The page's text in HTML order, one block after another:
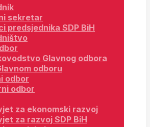
sekretar
predsjednika SDP BiH
Glavnog odbora
odboru
odbor
odbor
za ekonomski razvoj
za razvoj SDP BiH